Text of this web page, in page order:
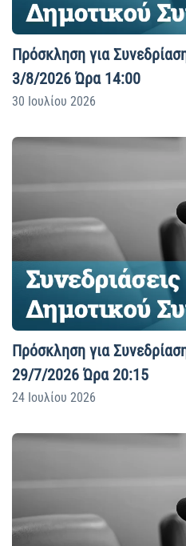
Πρόσκληση για
3/8/2026 Ώρα 14:00
30 Ιουλίου 2026
Πρόσκληση για
29/7/2026 Ώρα 20:15
24 Ιουλίου 2026